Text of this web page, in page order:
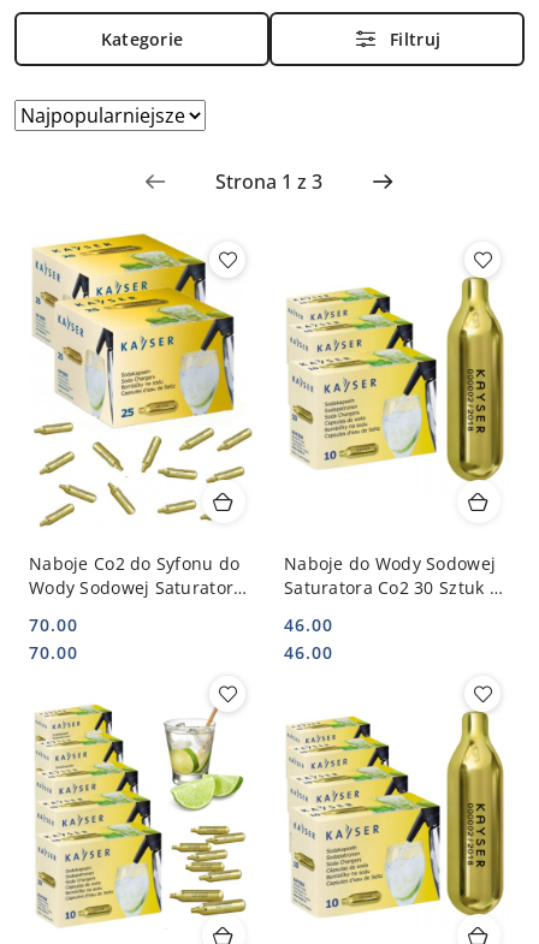
Kategorie Filtruj
Zastosowano
Najpopularniejsze.
Sortuj
według
Naboje Co2 do Syfonu do
Wody Sodowej Saturatora
Cena:
70.00
Cena:
70.00
Naboje do Wody Sodowej
Saturatora Co2 30 Sztuk |
Cena:
46.00
Cena:
46.00